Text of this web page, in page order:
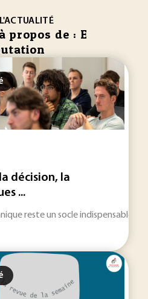
propos de : E
décision, la
...
reste un socle indispensable.